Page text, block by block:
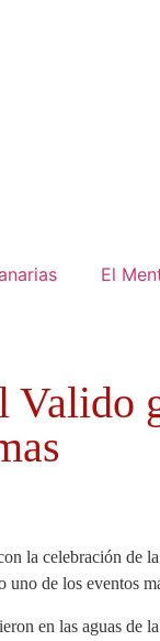
El
la celebración de
de los eventos
en las aguas